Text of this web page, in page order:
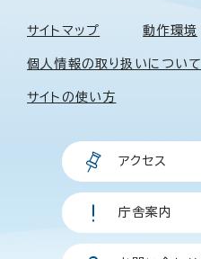
サイトマップ 動作環境
個人情報の取り扱いについて
サイトの使い方
アクセス
庁舎案内